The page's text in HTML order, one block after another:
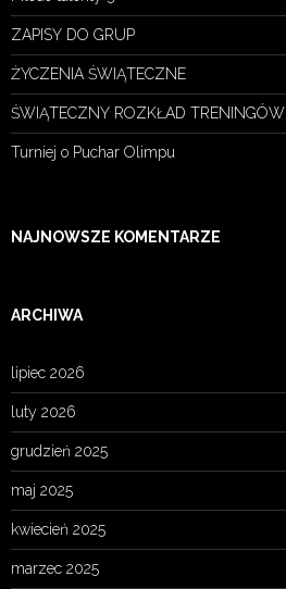
ZAPISY DO GRUP
ŻYCZENIA ŚWIĄTECZNE
ŚWIĄTECZNY ROZKŁAD TRENINGÓW
Turniej o Puchar Olimpu
NAJNOWSZE KOMENTARZE
ARCHIWA
lipiec 2026
luty 2026
grudzień 2025
maj 2025
kwiecień 2025
marzec 2025